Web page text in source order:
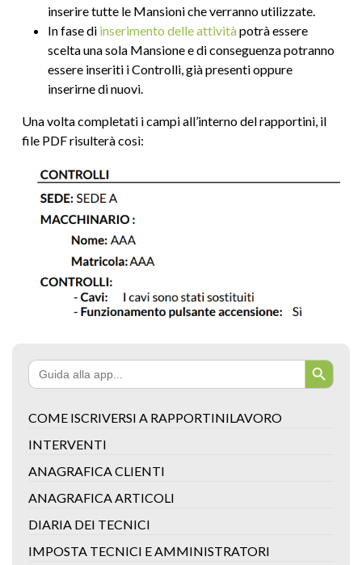
inserire tutte le Mansioni che verranno utilizzate.
In fase di inserimento delle attivitàpotrà essere
scelta una sola Mansione e di conseguenza potranno
essere inseriti i Controlli, già presenti oppure
inserirne di nuovi.
Una volta completati i campi all’interno del rapportini, il
file PDF risulterà così:
Search
for:
Search Button
COME ISCRIVERSI A RAPPORTINILAVORO
INTERVENTI
ANAGRAFICA CLIENTI
ANAGRAFICA ARTICOLI
DIARIA DEI TECNICI
IMPOSTA TECNICI E AMMINISTRATORI